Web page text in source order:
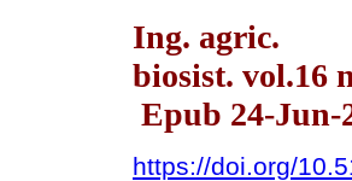
Ing. agric.
biosist. vol.16
Epub 24-Jun-
https://doi.org/